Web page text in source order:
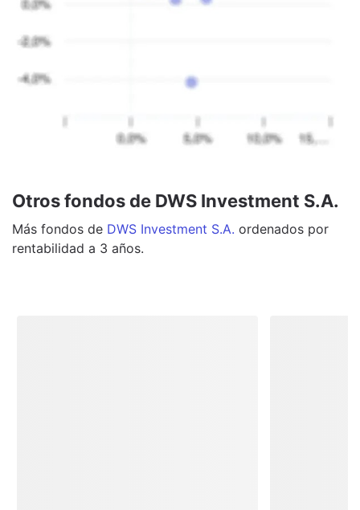
Otros fondos de DWS Investment S.A.
Más fondos de DWS Investment S.A. ordenados por
rentabilidad a 3 años.